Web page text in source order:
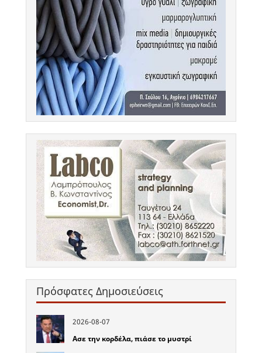
Πρόσφατες Δημοσιεύσεις
2026-08-07
Ασε την κορδέλα, πιάσε το μυστρί